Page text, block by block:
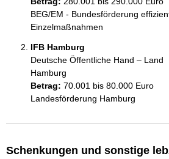
BEG/EM - Bundesförderung
IFB Hamburg
Deutsche Öffentliche Hand – Land
Hamburg
Betrag: 70.001 bis 80.000 Euro
Landesförderung Hamburg
Schenkungen und sonstige